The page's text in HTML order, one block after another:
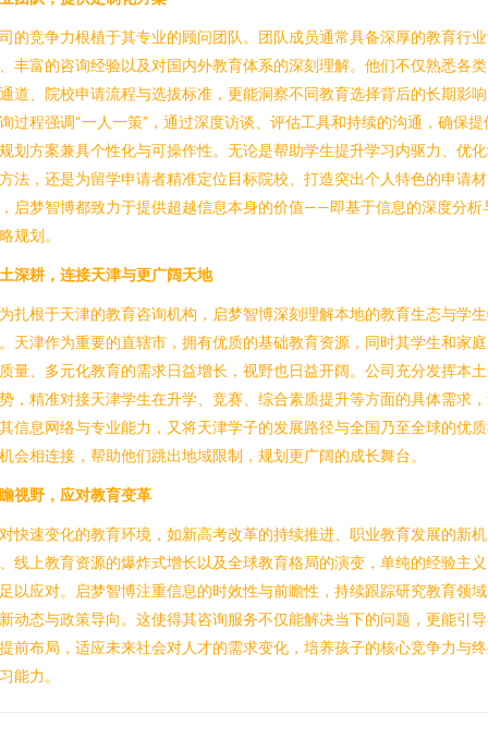
的竞争力根植于其专业的顾问团队。团队成员通常具备深厚的教育行
丰富的咨询经验以及对国内外教育体系的深刻理解。他们不仅熟悉各
道、院校申请流程与选拔标准，更能洞察不同教育选择背后的长期影
过程强调“一人一策”，通过深度访谈、评估工具和持续的沟通，确保提
划方案兼具个性化与可操作性。无论是帮助学生提升学习内驱力、优
法，还是为留学申请者精准定位目标院校、打造突出个人特色的申请材
启梦智博都致力于提供超越信息本身的价值——即基于信息的深度分析
规划。
深耕，连接天津与更广阔天地
扎根于天津的教育咨询机构，启梦智博深刻理解本地的教育生态与学
天津作为重要的直辖市，拥有优质的基础教育资源，同时其学生和家
量、多元化教育的需求日益增长，视野也日益开阔。公司充分发挥本
，精准对接天津学生在升学、竞赛、综合素质提升等方面的具体需求
信息网络与专业能力，又将天津学子的发展路径与全国乃至全球的优
会相连接，帮助他们跳出地域限制，规划更广阔的成长舞台。
视野，应对教育变革
快速变化的教育环境，如新高考改革的持续推进、职业教育发展的新机
线上教育资源的爆炸式增长以及全球教育格局的演变，单纯的经验主
以应对。启梦智博注重信息的时效性与前瞻性，持续跟踪研究教育领
动态与政策导向。这使得其咨询服务不仅能解决当下的问题，更能引
前布局，适应未来社会对人才的需求变化，培养孩子的核心竞争力与
能力。